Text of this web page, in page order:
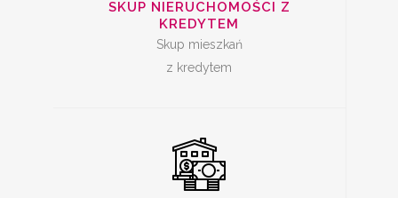
SKUP NIERUCHOMOŚCI Z
KREDYTEM
Skup mieszkań
z kredytem
NIERUCHOMOŚCI Z
KOMORNIKIEM
SKUP ZADŁUŻONYCH